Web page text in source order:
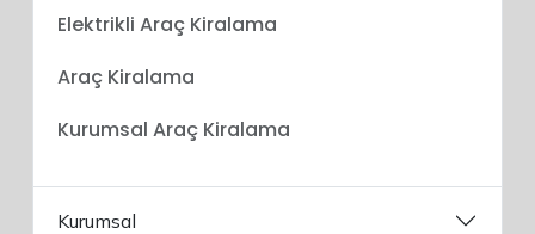
Elektrikli Araç Kiralama
Araç Kiralama
Kurumsal Araç Kiralama
Kurumsal